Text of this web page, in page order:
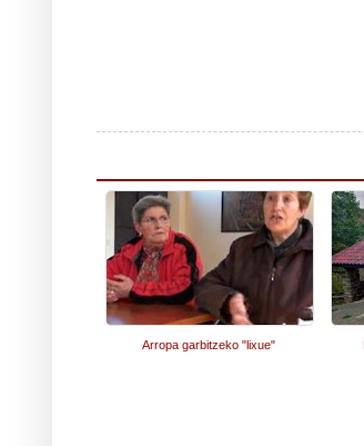
Arropa garbitzeko "lixue"